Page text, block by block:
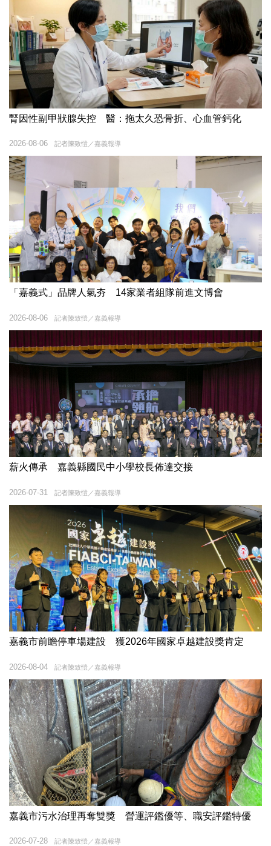
腎因性副甲狀腺失控 醫：拖太久恐骨折、心血管鈣化
記者陳致愷／嘉義報導
2026-08-06
「嘉義式」品牌人氣夯 14家業者組隊前進文博會
記者陳致愷／嘉義報導
2026-08-06
薪火傳承 嘉義縣國民中小學校長佈達交接
記者陳致愷／嘉義報導
2026-07-31
嘉義市前瞻停車場建設 獲2026年國家卓越建設獎肯定
記者陳致愷／嘉義報導
2026-08-04
嘉義市污水治理再奪雙獎 營運評鑑優等、職安評鑑特優
記者陳致愷／嘉義報導
2026-07-28